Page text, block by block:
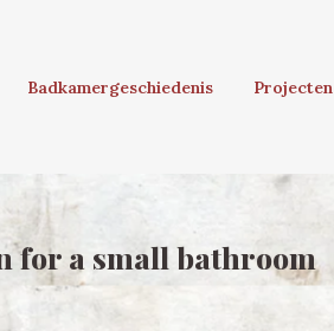
Badkamergeschiedenis Projecten
for a small bathroom